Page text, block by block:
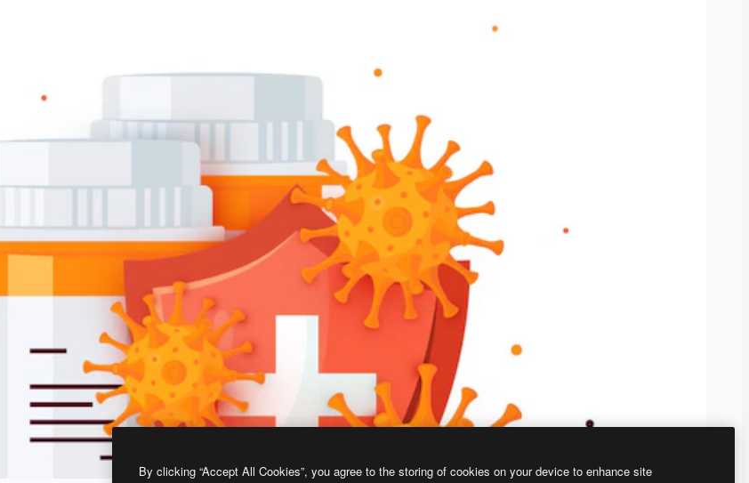
By clicking “Accept All Cookies”, you agree to the storing of cookies on your device to enhance site